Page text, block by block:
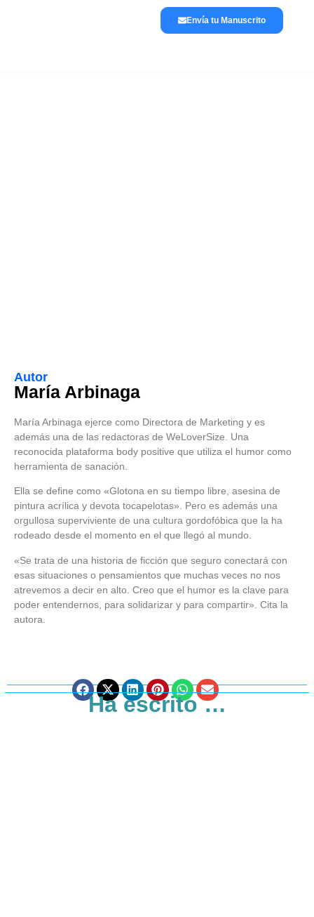
Envía tu Manuscrito
Autor
María Arbinaga
María Arbinaga ejerce como Directora de Marketing y es
además una de las redactoras de WeLoverSize. Una
reconocida plataforma body positive que utiliza el humor como
herramienta de sanación.
Ella se define como «Glotona en su tiempo libre, asesina de
pintura acrílica y devota tocapelotas». Pero es además una
orgullosa superviviente de una cultura gordofóbica que la ha
rodeado desde el momento en el que llegó al mundo.
«Se trata de una historia de ficción que seguro conectará con
esas situaciones o pensamientos que muchas veces no nos
atrevemos a decir en alto. Creo que el humor es la clave para
poder entendernos, para solidarizar y para compartir». Cita la
autora.
Ha escrito …